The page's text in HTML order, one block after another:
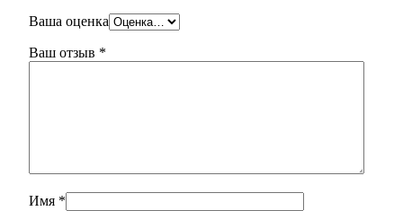
Ваша оценка
Ваш отзыв *
Имя *